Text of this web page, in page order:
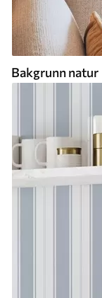
Bakgrunn natur